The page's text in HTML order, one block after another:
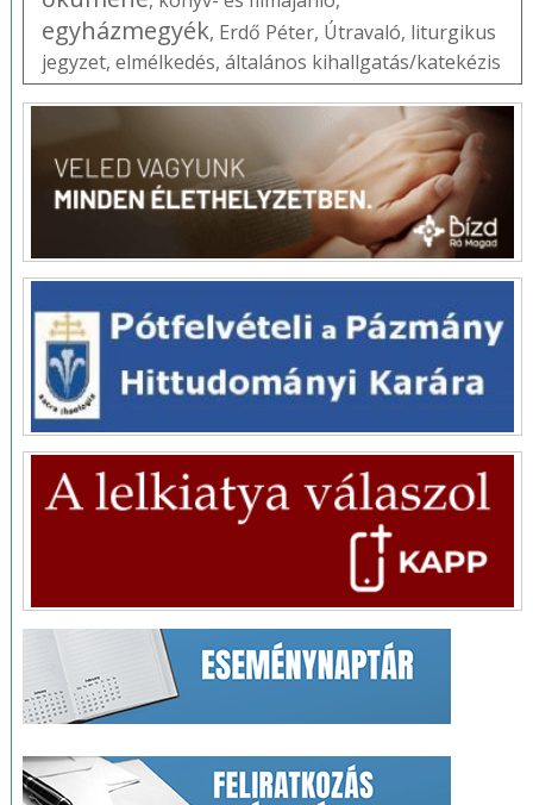
egyházmegyék, Erdő Péter, Útravaló, liturgikus
jegyzet, elmélkedés, általános kihallgatás/katekézis